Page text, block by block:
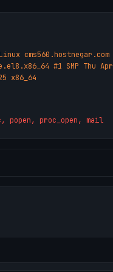
cms560.hostnegar.com
#1 SMP Thu Apr
x86_64
popen, proc_open, mail